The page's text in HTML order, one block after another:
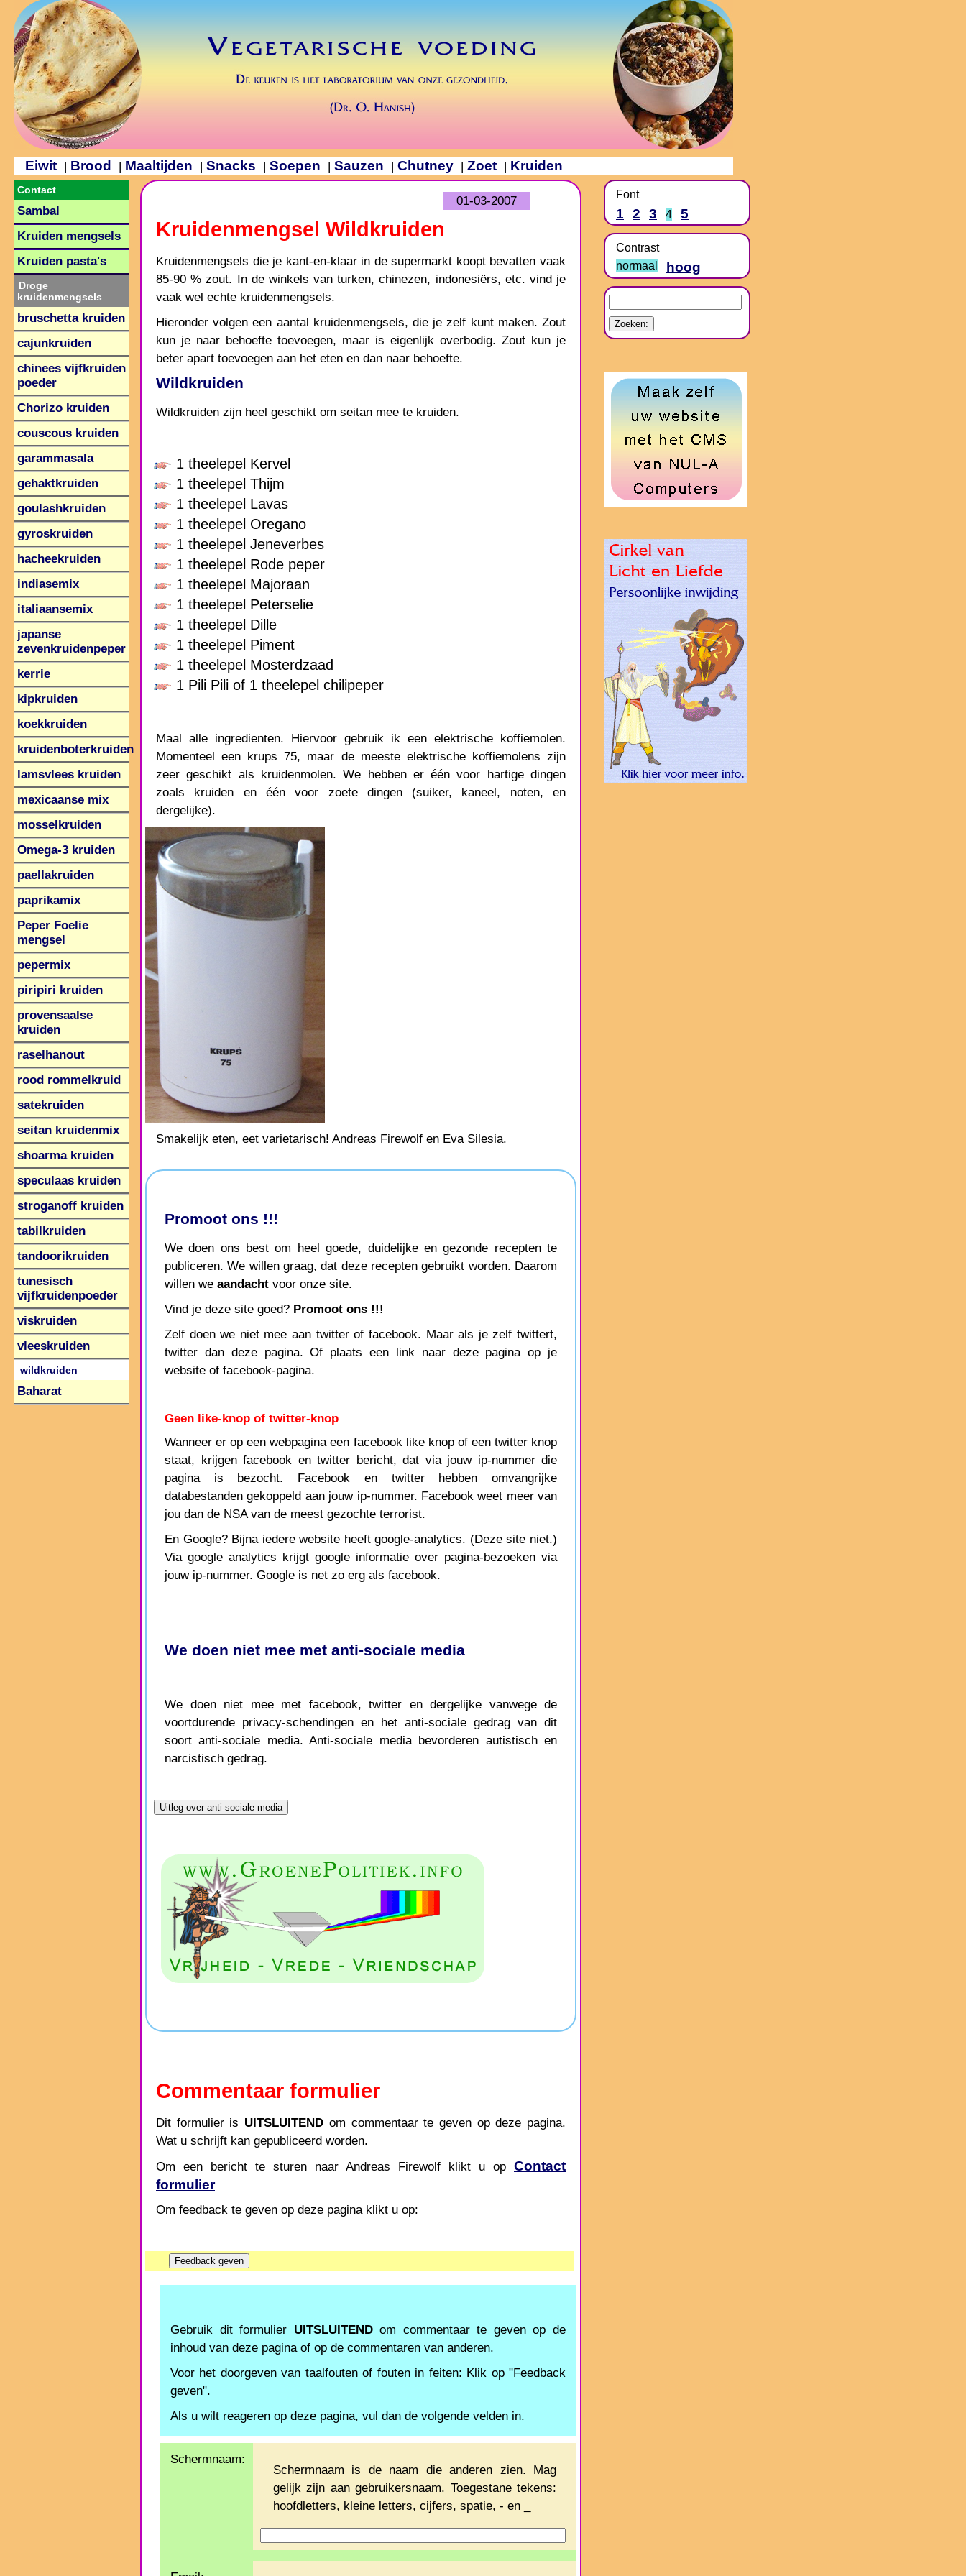
Eiwit | Brood | Maaltijden | Snacks | Soepen | Sauzen | Chutney | Zoet | Kruiden
01-03-2007
Kruidenmengsel Wildkruiden
Kruidenmengsels die je kant-en-klaar in de supermarkt koopt bevatten vaak
85-90 % zout. In de winkels van turken, chinezen, indonesiërs, etc. vind je
vaak wel echte kruidenmengsels.
Hieronder volgen een aantal kruidenmengsels, die je zelf kunt maken. Zout
kun je naar behoefte toevoegen, maar is eigenlijk overbodig. Zout kun je
beter apart toevoegen aan het eten en dan naar behoefte.
Wildkruiden
Wildkruiden zijn heel geschikt om seitan mee te kruiden.
1 theelepel Kervel
1 theelepel Thijm
1 theelepel Lavas
1 theelepel Oregano
1 theelepel Jeneverbes
1 theelepel Rode peper
1 theelepel Majoraan
1 theelepel Peterselie
1 theelepel Dille
1 theelepel Piment
1 theelepel Mosterdzaad
1 Pili Pili of 1 theelepel chilipeper
Maal alle ingredienten. Hiervoor gebruik ik een elektrische koffiemolen.
Momenteel een krups 75, maar de meeste elektrische koffiemolens zijn
zeer geschikt als kruidenmolen. We hebben er één voor hartige dingen
zoals kruiden en één voor zoete dingen (suiker, kaneel, noten, en
dergelijke).
Smakelijk eten, eet varietarisch! Andreas Firewolf en Eva Silesia.
Promoot ons !!!
We doen ons best om heel goede, duidelijke en gezonde recepten te
publiceren. We willen graag, dat deze recepten gebruikt worden. Daarom
willen we aandacht voor onze site.
Vind je deze site goed? Promoot ons !!!
Zelf doen we niet mee aan twitter of facebook. Maar als je zelf twittert,
twitter dan deze pagina. Of plaats een link naar deze pagina op je
website of facebook-pagina.
Geen like-knop of twitter-knop
Wanneer er op een webpagina een facebook like knop of een twitter knop
staat, krijgen facebook en twitter bericht, dat via jouw ip-nummer die
pagina is bezocht. Facebook en twitter hebben omvangrijke
databestanden gekoppeld aan jouw ip-nummer. Facebook weet meer van
jou dan de NSA van de meest gezochte terrorist.
En Google? Bijna iedere website heeft google-analytics. (Deze site niet.)
Via google analytics krijgt google informatie over pagina-bezoeken via
jouw ip-nummer. Google is net zo erg als facebook.
We doen niet mee met anti-sociale media
We doen niet mee met facebook, twitter en dergelijke vanwege de
voortdurende privacy-schendingen en het anti-sociale gedrag van dit
soort anti-sociale media. Anti-sociale media bevorderen autistisch en
narcistisch gedrag.
Commentaar formulier
Dit formulier is UITSLUITEND om commentaar te geven op deze pagina.
Wat u schrijft kan gepubliceerd worden.
Om een bericht te sturen naar Andreas Firewolf klikt u op Contact
formulier
Om feedback te geven op deze pagina klikt u op:
Gebruik dit formulier UITSLUITENDom commentaar te geven op de
inhoud van deze pagina of op de commentaren van anderen.
Voor het doorgeven van taalfouten of fouten in feiten: Klik op "Feedback
geven".
Als u wilt reageren op deze pagina, vul dan de volgende velden in.
Schermnaam:
Schermnaam is de naam die anderen zien. Mag
gelijk zijn aan gebruikersnaam. Toegestane tekens:
hoofdletters, kleine letters, cijfers, spatie, - en _
Contact
Sambal
Kruiden mengsels
Kruiden pasta's
Droge
kruidenmengsels
bruschetta kruiden
cajunkruiden
chinees vijfkruiden
poeder
Chorizo kruiden
couscous kruiden
garammasala
gehaktkruiden
goulashkruiden
gyroskruiden
hacheekruiden
indiasemix
italiaansemix
japanse
zevenkruidenpeper
kerrie
kipkruiden
koekkruiden
kruidenboterkruiden
lamsvlees kruiden
mexicaanse mix
mosselkruiden
Omega-3 kruiden
paellakruiden
paprikamix
Peper Foelie
mengsel
pepermix
piripiri kruiden
provensaalse
kruiden
raselhanout
rood rommelkruid
satekruiden
seitan kruidenmix
shoarma kruiden
speculaas kruiden
stroganoff kruiden
tabilkruiden
tandoorikruiden
tunesisch
vijfkruidenpoeder
viskruiden
vleeskruiden
wildkruiden
Baharat
Font
1 2 3 4 5
Contrast
normaal
hoog